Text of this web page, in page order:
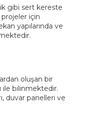
gibi sert kereste
projeler için
yapılarında ve
oluşan bir
ile bilinmektedir.
duvar panelleri ve